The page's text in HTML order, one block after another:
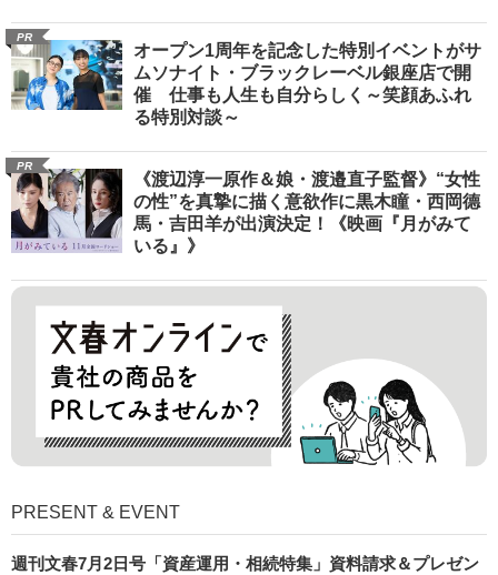
PR
オープン1周年を記念した特別イベントがサ
ムソナイト・ブラックレーベル銀座店で開
催 仕事も人生も自分らしく～笑顔あふれ
る特別対談～
PR
《渡辺淳一原作＆娘・渡邉直子監督》“女性
の性”を真摯に描く意欲作に黒木瞳・西岡德
馬・吉田羊が出演決定！《映画『月がみて
いる』》
PRESENT & EVENT
週刊文春7月2日号「資産運用・相続特集」資料請求＆プレゼン